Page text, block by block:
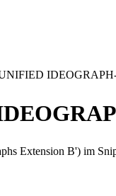
Extension B') im